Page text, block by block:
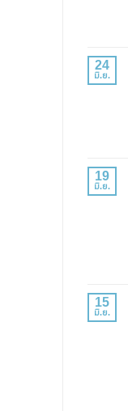
24
มิ.ย.
19
มิ.ย.
15
มิ.ย.